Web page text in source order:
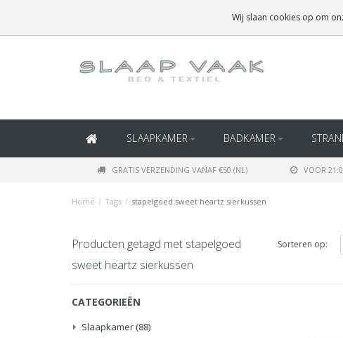
(BINNEN BELGIË)
SLAAPKAMER BADKAMER
GRATIS VERZENDING VANAF €50 (NL) VOOR
Home / Tags / stapelgoed sweet heartz sierkussen
Producten getagd met stapelgoed
sweet heartz sierkussen
Sorteren op:
CATEGORIEËN
Slaapkamer (88)
Wij slaan cookies op om